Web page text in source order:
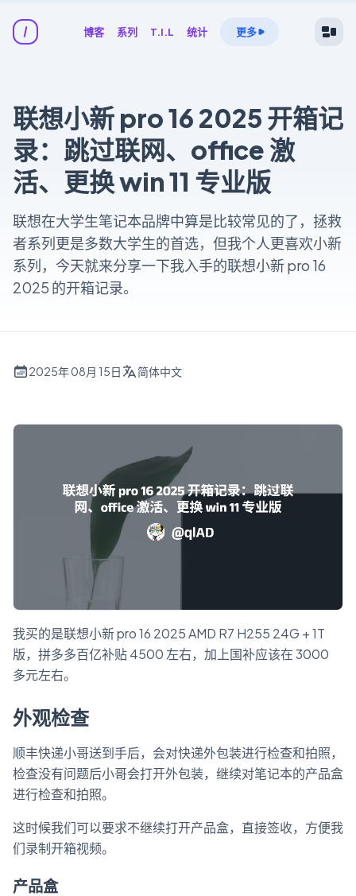
博客 系列 T.I.L 统计 更多
联想小新 pro 16 2025 开箱记
录：跳过联网、office 激
活、更换 win 11 专业版
联想在大学生笔记本品牌中算是比较常见的了，拯救
者系列更是多数大学生的首选，但我个人更喜欢小新
系列，今天就来分享一下我入手的联想小新 pro 16
2025 的开箱记录。
2025年 08月 15日 简体中文
我买的是联想小新 pro 16 2025 AMD R7 H255 24G + 1T
版，拼多多百亿补贴 4500 左右，加上国补应该在 3000
多元左右。
外观检查
顺丰快递小哥送到手后，会对快递外包装进行检查和拍照，
检查没有问题后小哥会打开外包装，继续对笔记本的产品盒
进行检查和拍照。
这时候我们可以要求不继续打开产品盒，直接签收，方便我
们录制开箱视频。
产品盒